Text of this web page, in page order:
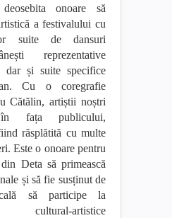
onoare să
a festivalului cu
suite de dansuri
reprezentative
dar și suite specifice
Cu o coregrafie
Cătălin, artiștii noștri
fața publicului,
răsplătită cu multe
Este o onoare pentru
Deta să primească
și să fie susținut de
să participe la
artistice